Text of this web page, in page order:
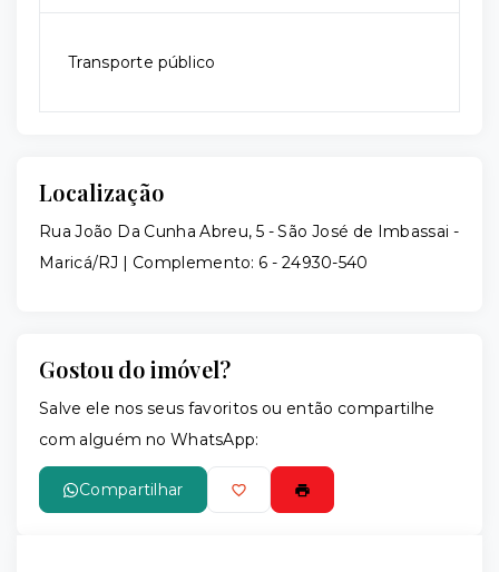
Transporte público
Localização
Rua João Da Cunha Abreu, 5 - São José de Imbassai -
Maricá/RJ | Complemento: 6 - 24930-540
Gostou do imóvel?
Salve ele nos seus favoritos ou então compartilhe
com alguém no WhatsApp:
Compartilhar